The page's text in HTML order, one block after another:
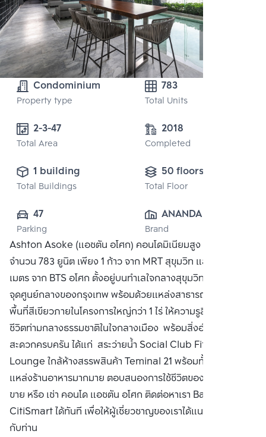
Condominium
Property type
783
Total Units
2-3-47
Total Area
2018
Completed
1 building
Total Buildings
50 floors
Total Floor
47
Parking
ANANDA
DEVELOPMENT
PUBLIC CO.,
LTD.
Brand
Ashton Asoke (แอชตัน อโศก) คอนโดมิเนียมสูง 50 ชั้น
จำนวน 783 ยูนิต เพียง 1 ก้าว จาก MRT สุขุมวิท และเพียง 230
เมตร จาก BTS อโศก ตั้งอยู่บนทำเลใจกลางสุขุมวิท
จุดศูนย์กลางของกรุงเทพ พร้อมด้วยแหล่งสาธารณูปโภค พร้อม
พื้นที่สีเขียวภายในโครงการใหญ่กว่า 1 ไร่ ให้ความรูสึกเหมือนใช้
ชีวิตท่ามกลางธรรมชาติในใจกลางเมือง พร้อมสิ่งอำนวยความ
สะดวกครบครัน ได้แก่ สระว่ายน้ำ Social Club Fitness Sky
Lounge ใกล้ห้างสรรพสินค้า Teminal 21 พร้อมทั้งเป็นที่รวม
แหล่งร้านอาหารมากมาย ตอบสนองการใช้ชีวิตของคนเมือง ซื้อ
ขาย หรือ เช่า คอนโด แอชตัน อโศก ติดต่อหาเรา Bangkok
CitiSmart ได้ทันที เพื่อให้ผู้เชี่ยวชาญของเราได้แนะนำคอนโดให้
กับท่าน